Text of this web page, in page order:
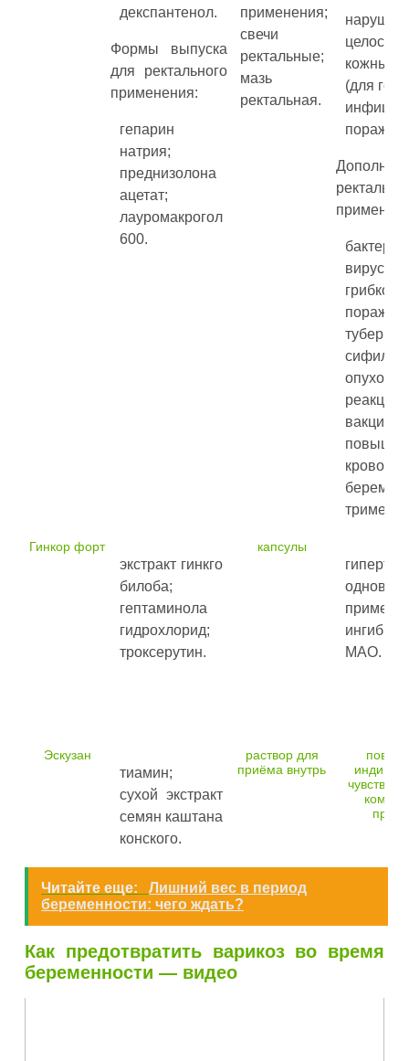
декспантенол.
Формы выпуска
для ректального
применения:
гепарин
натрия;
преднизолона
ацетат;
лауромакрогол
600.
применения;
свечи
ректальные;
мазь
ректальная.
кожных
(для
сифилис;
опухоли
Гинкор форт
экстракт гинкго
билоба;
гептаминола
гидрохлорид;
троксерутин.
капсулы
МАО.
Эскузан
тиамин;
сухой экстракт
семян каштана
конского.
раствор для
приёма внутрь
Читайте еще:
Лишний вес в период
беременности: чего ждать?
Как предотвратить варикоз во время
беременности — видео